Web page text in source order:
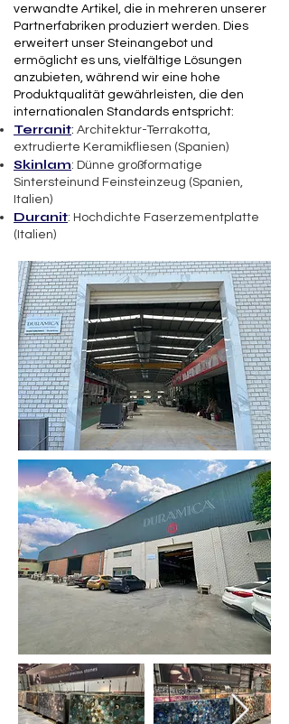
verwandte Artikel, die in mehreren unserer
Partnerfabriken produziert werden. Dies
erweitert unser Steinangebot und
ermöglicht es uns, vielfältige Lösungen
anzubieten, während wir eine hohe
Produktqualität gewährleisten, die den
internationalen Standards entspricht:
Terranit: Architektur-Terrakotta,
extrudierte Keramikfliesen (Spanien)
Skinlam: Dünne großformatige
Sintersteinund Feinsteinzeug (Spanien,
Italien)
Duranit: Hochdichte Faserzementplatte
(Italien)